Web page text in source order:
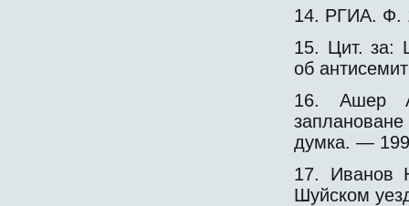
14. РГИА. Ф.
15. Цит. за:
об
16. Ашер
думка. —
17. Иванов
Шуйском